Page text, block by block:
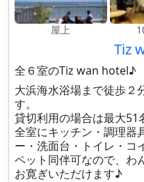
屋上
Tiz
全６室のTiz wan hotel♪
大浜海水浴場まで徒歩２
す。
貸切利用の場合は最大51
全室にキッチン・調理器
ー・洗面台・トイレ・コ
ペット同伴可なので、わ
お寛ぎいただけます♪